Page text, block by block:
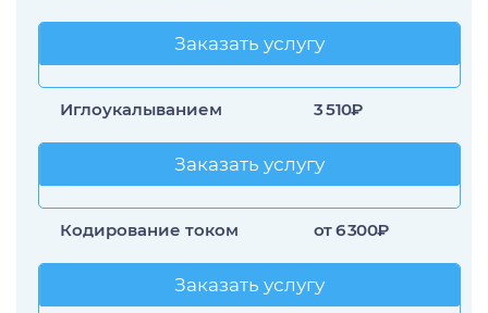
Заказать услугу
Заказать услугу
Иглоукалыванием 3 510₽
Заказать услугу
Заказать услугу
Кодирование током от 6 300₽
Заказать услугу
Заказать услугу